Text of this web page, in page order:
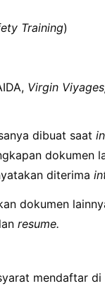
Training)
Virgin
dibuat saat
dokumen
diterima
dokumen
resume.
mendaftar di